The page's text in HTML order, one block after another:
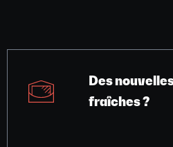
Des
fraîches ?